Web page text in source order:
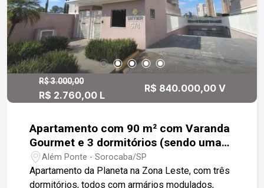
R$ 3.000,00
R$ 2.760,00 L
R$ 840.000,00 V
Apartamento com 90 m² com Varanda
Gourmet e 3 dormitórios (sendo uma
suíte) na Zona Leste em condomínio
com Clube Completo.
Além Ponte - Sorocaba/SP
Apartamento da Planeta na Zona Leste, com três
dormitórios, todos com armários modulados,